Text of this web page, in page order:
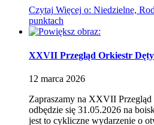
Czytaj Więcej o: Niedzielne,
punktach
XXVII Przegląd Orkiestr
12 marca 2026
Zapraszamy na XXVII
odbędzie się 31.05.2026 na
jest to cykliczne wydarzenie o